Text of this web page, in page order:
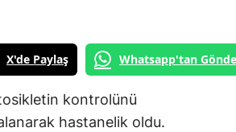
X'de Paylaş Whatsapp'tan
kontrolünü
hastanelik oldu.